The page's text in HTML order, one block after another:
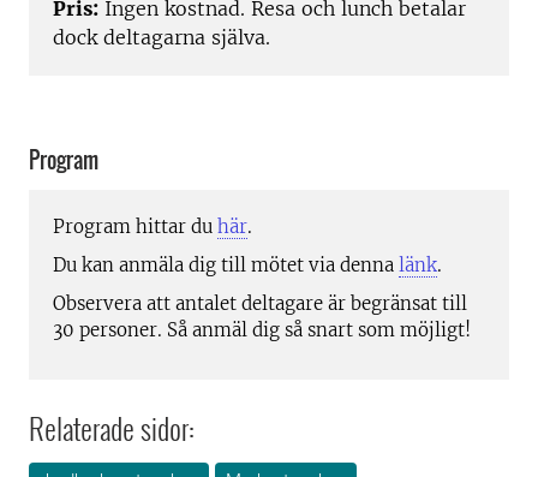
Pris: Ingen kostnad. Resa och lunch betalar
dock deltagarna själva.
Program
Program hittar du här.
Du kan anmäla dig till mötet via denna länk.
Observera att antalet deltagare är begränsat till
30 personer. Så anmäl dig så snart som möjligt!
Relaterade sidor: